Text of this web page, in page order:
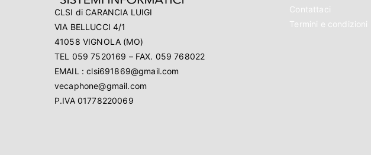
CLSI di CARANCIA LUIGI
VIA BELLUCCI 4/1
41058 VIGNOLA (MO)
TEL 059 7520169 – FAX. 059 768022
EMAIL : clsi691869@gmail.com
vecaphone@gmail.com
P.IVA 01778220069
Contattaci
Termini e condizioni